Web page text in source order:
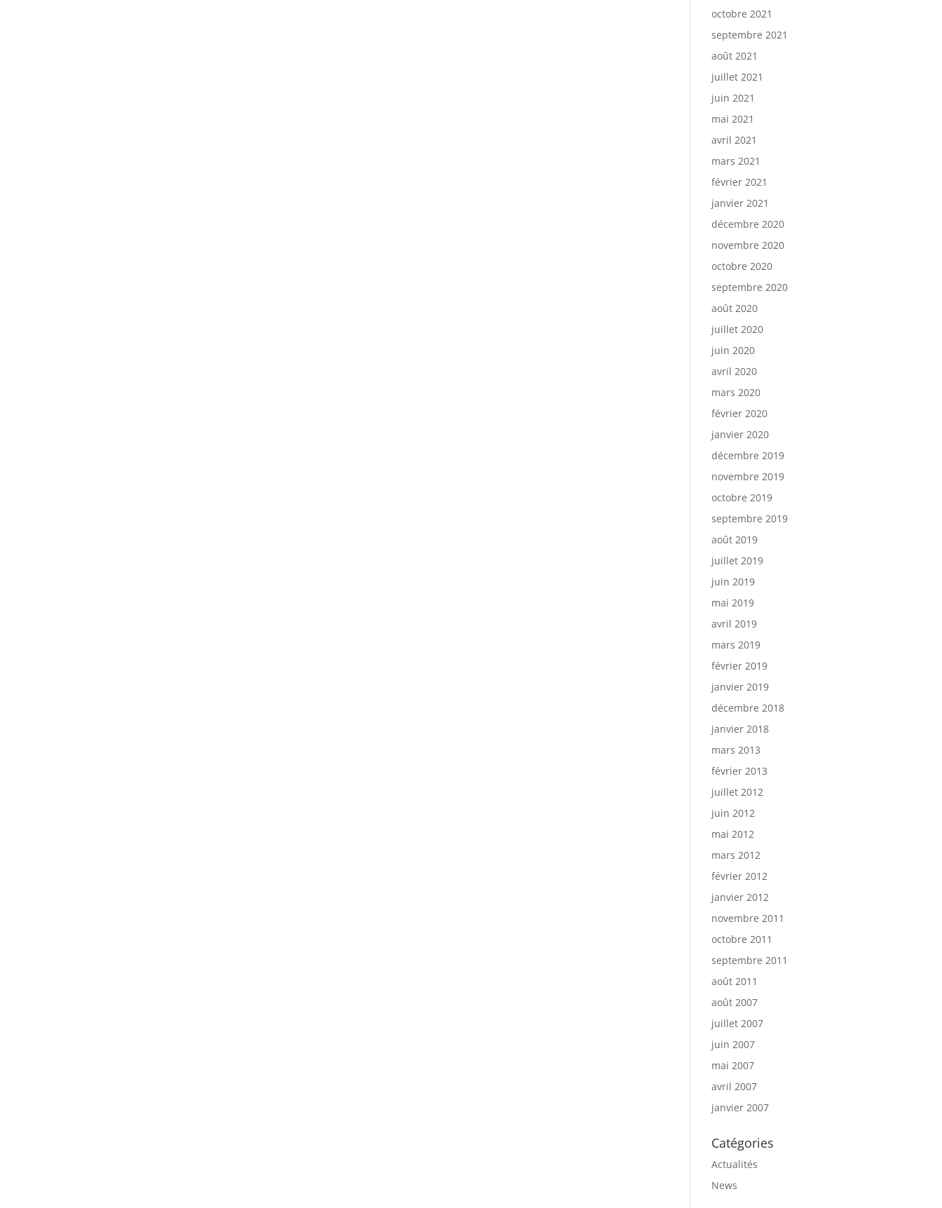
octobre 2021
septembre 2021
août 2021
juillet 2021
juin 2021
mai 2021
avril 2021
mars 2021
février 2021
janvier 2021
décembre 2020
novembre 2020
octobre 2020
septembre 2020
août 2020
juillet 2020
juin 2020
avril 2020
mars 2020
février 2020
janvier 2020
décembre 2019
novembre 2019
octobre 2019
septembre 2019
août 2019
juillet 2019
juin 2019
mai 2019
avril 2019
mars 2019
février 2019
janvier 2019
décembre 2018
janvier 2018
mars 2013
février 2013
juillet 2012
juin 2012
mai 2012
mars 2012
février 2012
janvier 2012
novembre 2011
octobre 2011
septembre 2011
août 2011
août 2007
juillet 2007
juin 2007
mai 2007
avril 2007
janvier 2007
Catégories
Actualités
News